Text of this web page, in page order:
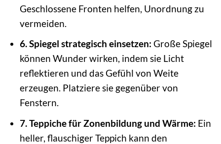
Geschlossene Fronten helfen, Unordnung zu
vermeiden.
6. Spiegel strategisch einsetzen: Große Spiegel
können Wunder wirken, indem sie Licht
reflektieren und das Gefühl von Weite
erzeugen. Platziere sie gegenüber von
Fenstern.
7. Teppiche für Zonenbildung und Wärme: Ein
heller, flauschiger Teppich kann den